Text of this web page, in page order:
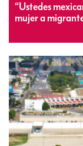
“Ustedes
mujer a